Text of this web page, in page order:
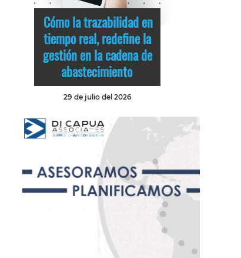
Cómo la trazabilidad en
tiempo real, redefine la
gestión en la cadena de
abastecimiento
29 de julio del 2026